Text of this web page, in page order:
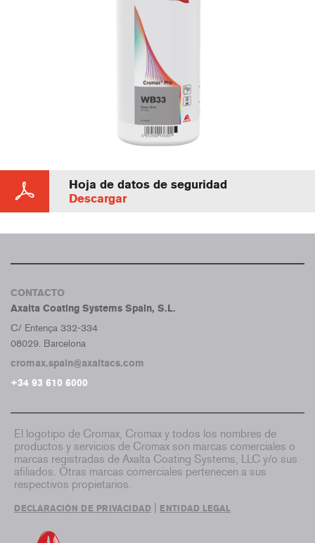
Hoja de datos de seguridad
Descargar
CONTACTO
Axalta Coating Systems Spain, S.L.
C/ Entença 332-334
08029. Barcelona
cromax.spain@axaltacs.com
+34 93 610 6000
El logotipo de Cromax, Cromax y todos los nombres de
productos y servicios de Cromax son marcas comerciales o
marcas registradas de Axalta Coating Systems, LLC y/o sus
afiliados. Otras marcas comerciales pertenecen a sus
respectivos propietarios.
DECLARACIÓN DE PRIVACIDAD ENTIDAD LEGAL